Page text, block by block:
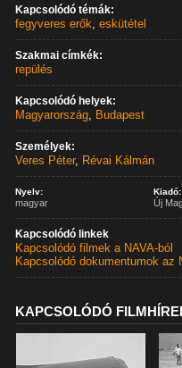
Kapcsolódó témák:
fegyveres erők,eskütétel
Szakmai címkék:
repülés
Kapcsolódó helyek:
Magyarország, Budapest
Személyek:
Veres Péter, Révai Kálmán
Nyelv:
magyar
Kiadó:
Új
Kapcsolódó linkek
Kapcsolódó filmek a NAVA-ból
Kapcsolódó dokumentumok az
KAPCSOLÓDÓ